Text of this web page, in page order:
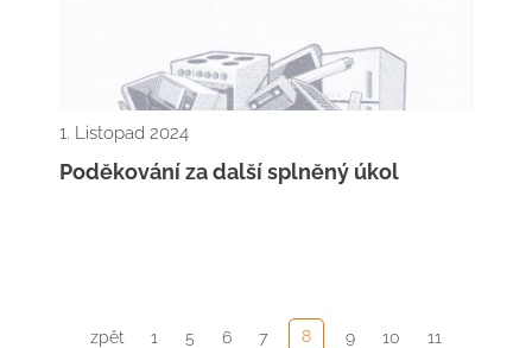
1. Listopad 2024
Poděkování za další splněný úkol
zpět 1 5 6 7 8 9 10 11